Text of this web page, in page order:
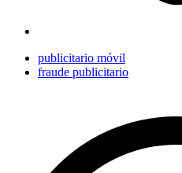
publicitario móvil
fraude publicitario